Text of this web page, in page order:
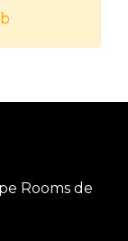
Rooms de